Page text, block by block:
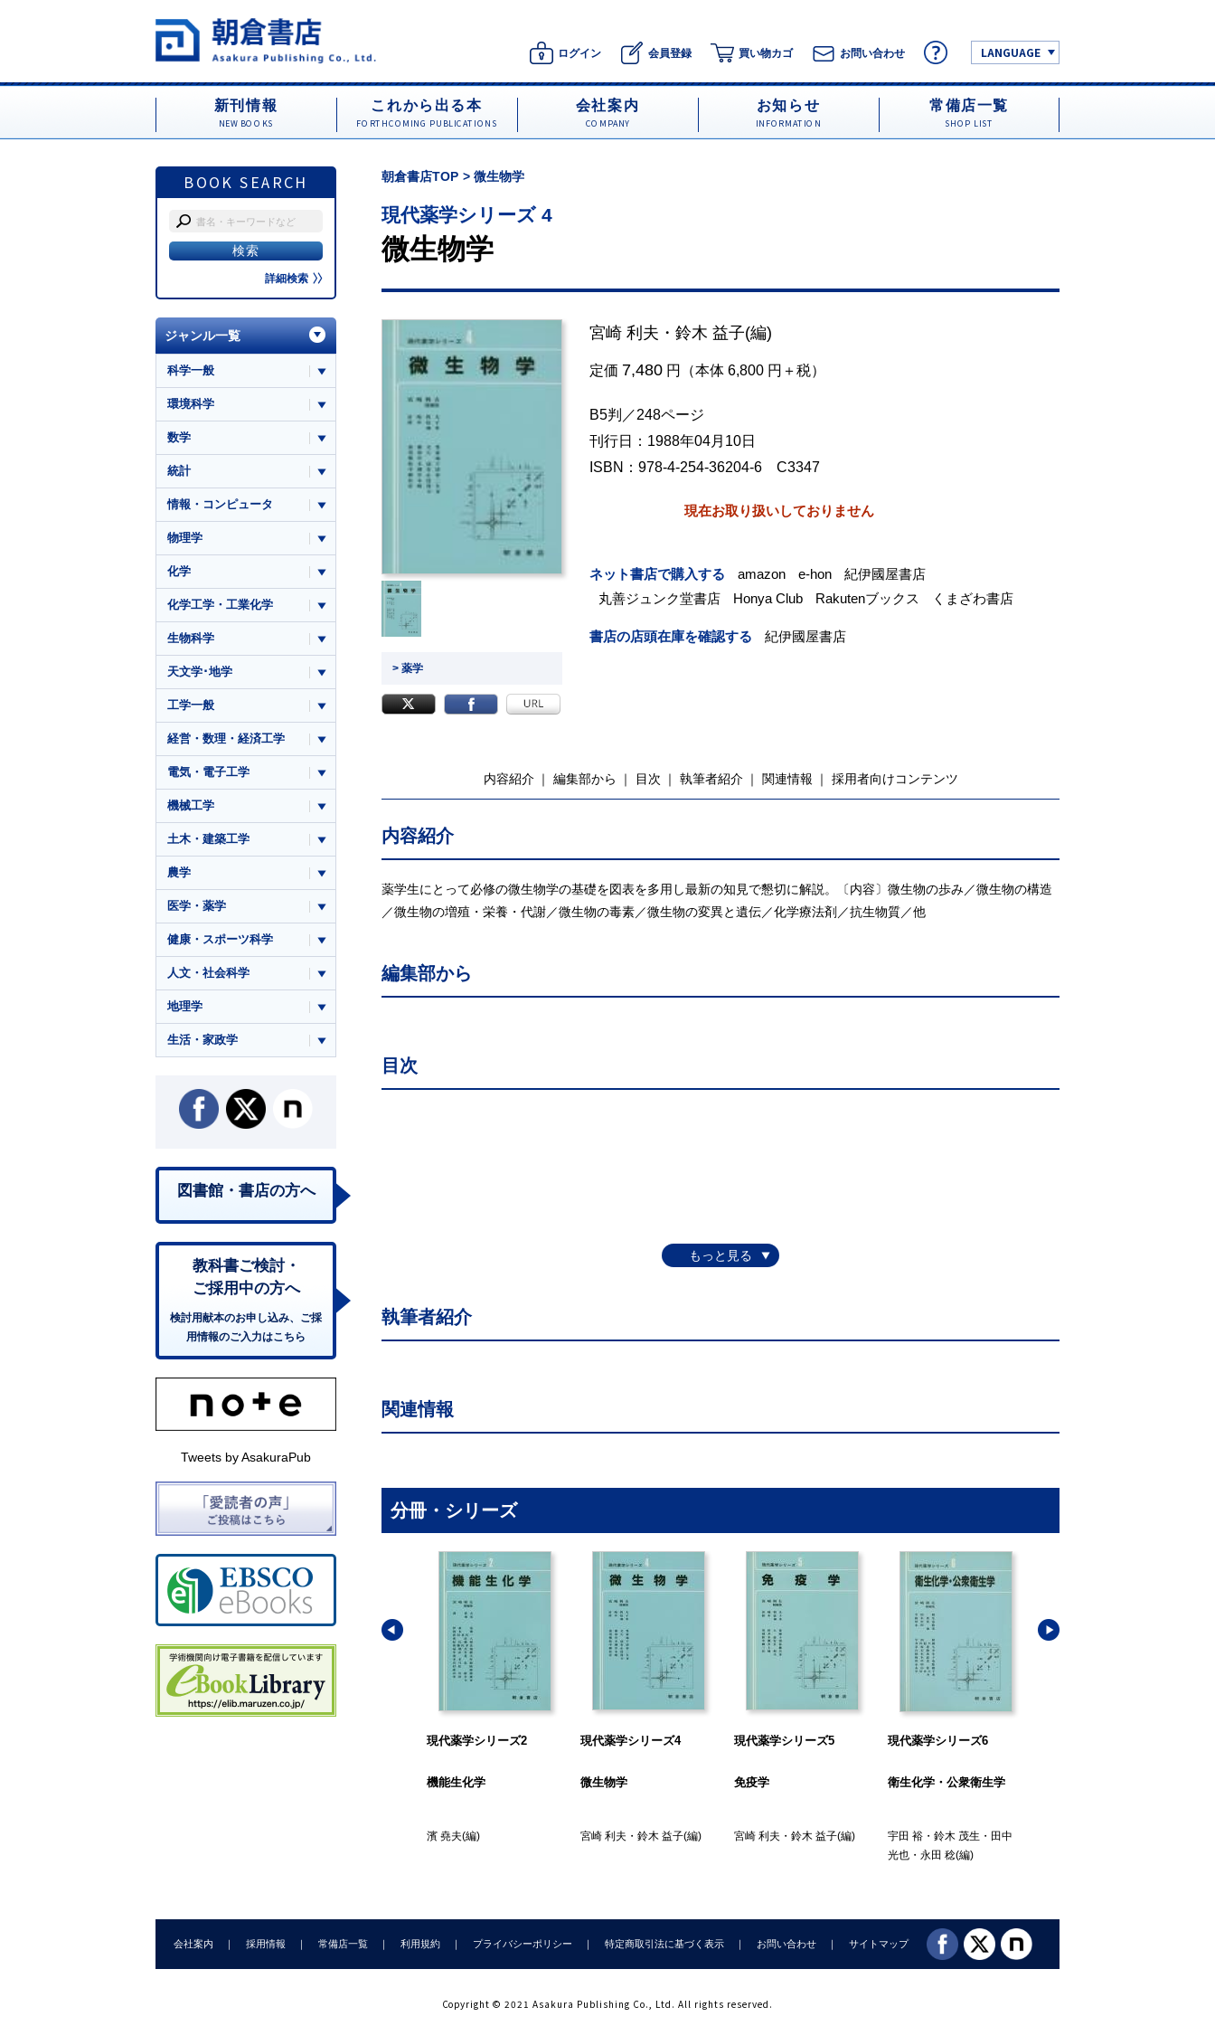
ログイン 会員登録 買い物カゴ お問い合わせ LANGUAGE
新刊情報
NEW BOOKS
これから出る本
FORTHCOMING PUBLICATIONS
会社案内
COMPANY
お知らせ
INFORMATION
常備店一覧
SHOP LIST
BOOK SEARCH
詳細検索
朝倉書店TOP 微生物学
現代薬学シリーズ 4
微生物学
> 薬学
宮崎 利夫 ・ 鈴木 益子(編)
定価 7,480 円（本体 6,800 円＋税）
B5判／248ページ
刊行日：1988年04月10日
ISBN：978-4-254-36204-6 C3347
現在お取り扱いしておりません
ネット書店で購入する amazon e-hon
紀伊國屋書店
丸善ジュンク堂書店
Honya Club Rakutenブックス くまざわ書店
書店の店頭在庫を確認する 紀伊國屋書店
内容紹介 編集部から 目次 執筆者紹介 関連情報 採用者向けコンテンツ
内容紹介
薬学生にとって必修の微生物学の基礎を図表を多用し最新の知見で懇切に解説。〔内容〕微生物の歩み／微生物の構造
／微生物の増殖・栄養・代謝／微生物の毒素／微生物の変異と遺伝／化学療法剤／抗生物質／他
編集部から
目次
執筆者紹介
関連情報
分冊・シリーズ
現代薬学シリーズ2
機能生化学
濱 堯夫(編)
現代薬学シリーズ4
微生物学
宮崎 利夫 ・ 鈴木 益子(編)
現代薬学シリーズ5
免疫学
宮崎 利夫 ・ 鈴木 益子(編)
現代薬学シリーズ6
衛生化学・公衆衛生学
宇田 裕 ・ 鈴木 茂生 ・ 田中
光也 ・ 永田 稔(編)
ジャンル一覧
科学一般
環境科学
数学
統計
情報・コンピュータ
物理学
化学
化学工学・工業化学
生物科学
天文学･地学
工学一般
経営・数理・経済工学
電気・電子工学
機械工学
土木・建築工学
農学
医学・薬学
健康・スポーツ科学
人文・社会科学
地理学
生活・家政学
図書館・書店の方へ
教科書ご検討・
ご採用中の方へ
検討用献本のお申し込み、ご採
用情報のご入力はこちら
Tweets by AsakuraPub
会社案内 採用情報 常備店一覧 利用規約 プライバシーポリシー 特定商取引法に基づく表示 お問い合わせ サイトマップ
Copyright © 2021 Asakura Publishing Co., Ltd. All rights reserved.